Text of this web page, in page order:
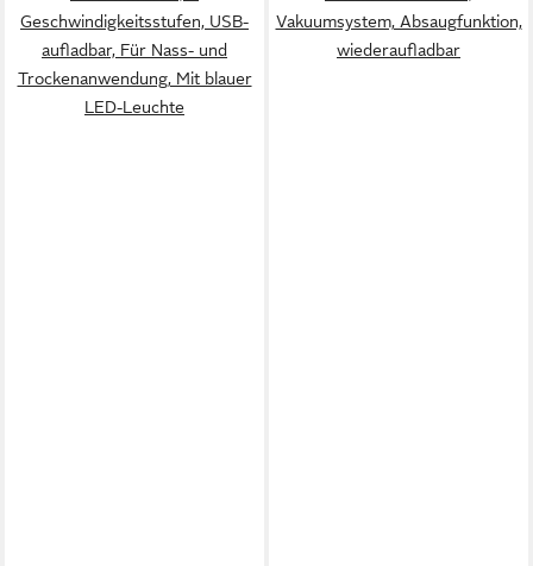
Geschwindigkeitsstufen, USB-
aufladbar, Für Nass- und
Trockenanwendung, Mit blauer
LED-Leuchte
Vakuumsystem, Absaugfunktion,
wiederaufladbar